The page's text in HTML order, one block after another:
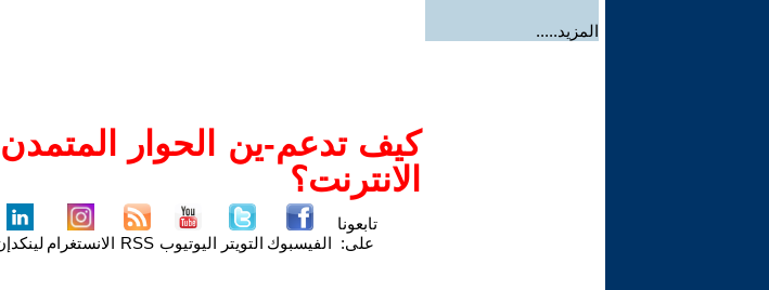
المزيد.....
كيف تدعم-ين الحوار المتمدن
الانترنت؟
تابعونا
على: الفيسبوك التويتر اليوتيوب RSS الانستغرام